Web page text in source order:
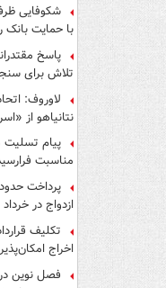
شکوفایی
با حمایت‌ بانک
پاسخ
تلاش برای
لاوروف:
نتانیاهو از
پیام تسلیت
مناسبت
عاشورای حسینی
ازدواج در
کارگران
تکلیف
اخراج